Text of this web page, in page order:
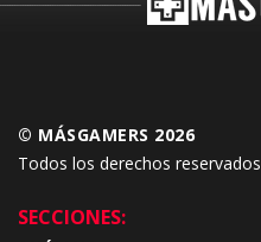
© MÁSGAMERS 2026
Todos los derechos reservados
SECCIONES: